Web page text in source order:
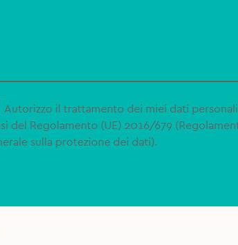
Autorizzo il trattamento dei miei dati
del Regolamento (UE) 2016/679
sulla protezione dei dati).